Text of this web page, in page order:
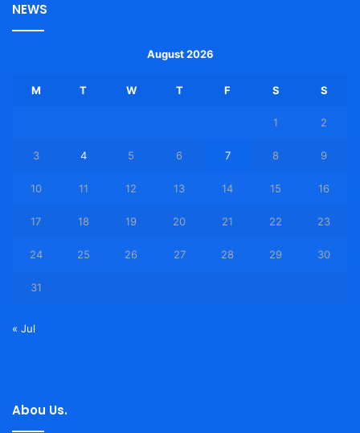
NEWS
August 2026
M T W T F S S
1 2
3 4 5 6 7 8 9
10 11 12 13 14 15 16
17 18 19 20 21 22 23
24 25 26 27 28 29 30
31
« Jul
Abou Us.